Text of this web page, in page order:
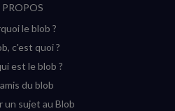
sur
Facebook
(nouvelle
PROPOS
le blob ?
c'est quoi ?
est le blob ?
du blob
un sujet au Blob